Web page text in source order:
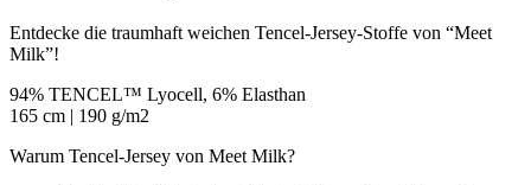
Entdecke die traumhaft weichen Tencel-Jersey-Stoffe von “Meet
Milk”!
94% TENCEL™ Lyocell, 6% Elasthan
165 cm | 190 g/m2
Warum Tencel-Jersey von Meet Milk?